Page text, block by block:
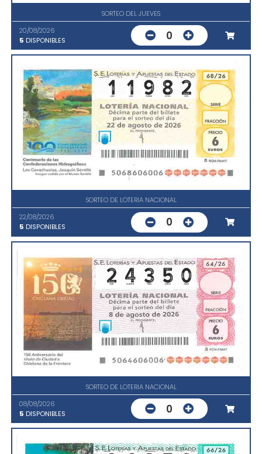
SORTEO DEL JUEVES
20/08/2026
5 DISPONIBLES 0
SORTEO DE LOTERIA NACIONAL
22/08/2026
5 DISPONIBLES 0
SORTEO DE LOTERIA NACIONAL
08/08/2026
5 DISPONIBLES 0